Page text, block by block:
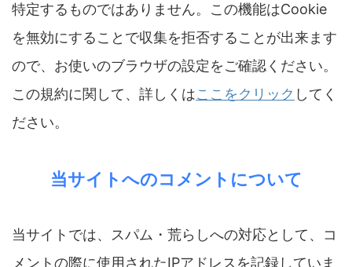
特定するものではありません。この機能はCookie
を無効にすることで収集を拒否することが出来ます
ので、お使いのブラウザの設定をご確認ください。
この規約に関して、詳しくはここをクリック してく
ださい。
当サイトへのコメントについて
当サイトでは、スパム・荒らしへの対応として、コ
メントの際に使用されたIPアドレスを記録していま